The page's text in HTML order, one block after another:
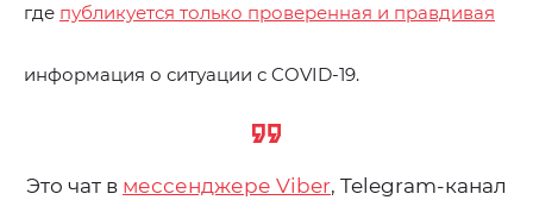
где публикуется только проверенная и правдивая
информация о ситуации с COVID-19.
Это чат в мессенджере Viber, Telegram-канал